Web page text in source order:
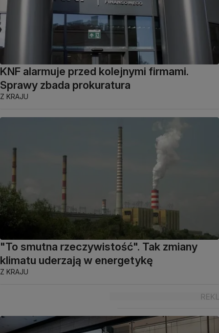
KNF alarmuje przed kolejnymi firmami.
Sprawy zbada prokuratura
Z KRAJU
"To smutna rzeczywistość". Tak zmiany
klimatu uderzają w energetykę
Z KRAJU